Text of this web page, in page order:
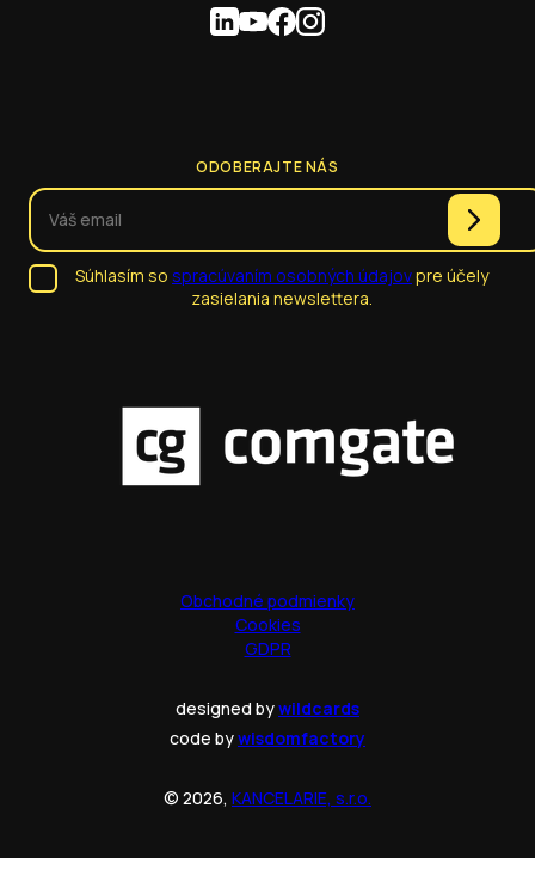
ODOBERAJTE NÁS
Súhlasím so spracúvaním osobných údajovpre účely
zasielania newslettera.
Obchodné podmienky
Cookies
GDPR
designed bywildcards
code bywisdomfactory
© 2026, KANCELARIE, s.r.o.